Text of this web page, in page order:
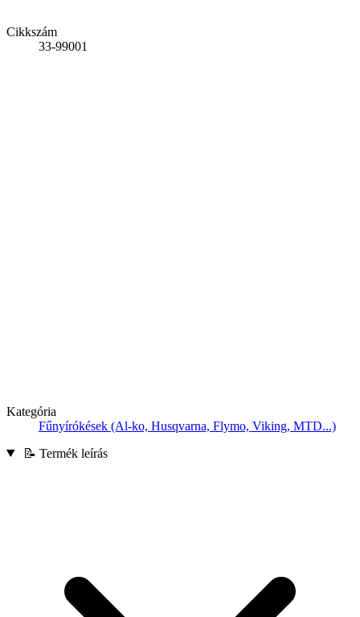
Cikkszám
33-99001
Kategória
Fűnyírókések (Al-ko, Husqvarna, Flymo, Viking, MTD...)
📝 Termék leírás